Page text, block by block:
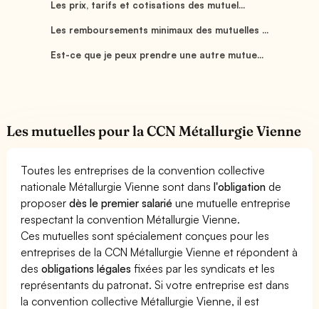
Les prix, tarifs et cotisations des mutuel...
Les remboursements minimaux des mutuelles ...
Est-ce que je peux prendre une autre mutue...
Les mutuelles pour la CCN Métallurgie Vienne
Toutes les entreprises de la convention collective
nationale Métallurgie Vienne sont dansl'obligation de
proposerdès le premier salarié une mutuelle entreprise
respectant la convention Métallurgie Vienne.
Ces mutuelles sont spécialement conçues pour les
entreprises de la CCN Métallurgie Vienne et répondent à
desobligations légales fixées par les syndicats et les
représentants du patronat. Si votre entreprise est dans
la convention collective Métallurgie Vienne, il est